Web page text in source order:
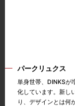
パークリュクス
単身世帯、DINKSが
化しています。新し
り、デザインとは何